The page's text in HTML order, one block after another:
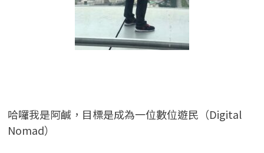
哈囉我是阿鹹，目標是成為一位數位遊民（Digital
Nomad）